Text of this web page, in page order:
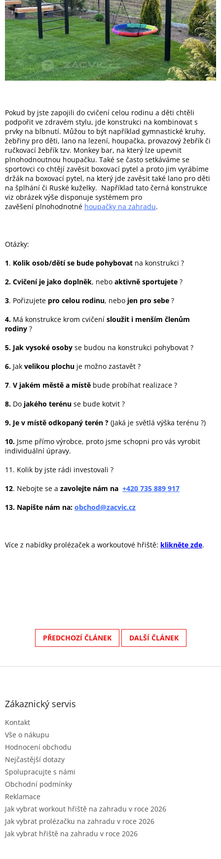
Pokud by jste zapojili do cvičení celou rodinu a děti chtěli
podpořit ve zdravém stylu, jde konstrukci na kombinovat s
prvky na blbnutí. Můžou to být například gymnastické kruhy,
žebřiny pro děti, lano na lezení, houpačka, provazový žebřík či
ručkovací žebřík tzv. Monkey bar, na který lze upevnit
plnohodnoutnou houpačku. Také se často setkáváme se
sportovci co chtějí zavěsit boxovací pytel a proto jim vyrábíme
držák na boxovací pytel, na který jde zavěsit také lano pro děti
na šplhání či Ruské kuželky. Například tato černá konstrukce
viz obrázek výše disponuje systémem pro
zavěšení plnohodnotné houpačky na zahradu.
Otázky:
1. Kolik osob/dětí se bude pohybovat na konstrukci ?
2. Cvičení je jako doplněk, nebo aktivně sportujete ?
3. Pořizujete pro celou rodinu, nebo jen pro sebe ?
4. Má konstrukce krom cvičení sloužit i menším členům
rodiny ?
5. Jak vysoké osoby se budou na konstrukci pohybovat ?
6. Jak velikou plochu je možno zastavět ?
7. V jakém městě a místě bude probíhat realizace ?
8. Do jakého terénu se bude kotvit ?
9. Je v místě odkopaný terén ? (Jaká je světlá výška terénu ?)
10. Jsme přímo výrobce, proto jsme schopni pro vás vyrobit
individuální úpravy.
11. Kolik by jste rádi investovali ?
12. Nebojte se a zavolejte nám na +420 735 889 917
13. Napište nám na: obchod@zacvic.cz
Více z nabídky prolézaček a workoutové hřiště: klikněte zde.
PŘEDCHOZÍ ČLÁNEK DALŠÍ ČLÁNEK
Z
Zákaznický servis
Kontakt
Vše o nákupu
Hodnocení obchodu
Nejčastější dotazy
Spolupracujte s námi
Obchodní podmínky
Reklamace
Jak vybrat workout hřiště na zahradu v roce 2026
Jak vybrat prolézačku na zahradu v roce 2026
Jak vybrat hřiště na zahradu v roce 2026